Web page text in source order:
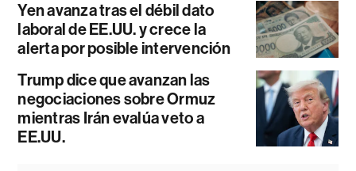
Yen avanza tras el débil dato
laboral de EE.UU. y crece la
alerta por posible intervención
Trump dice que avanzan las
negociaciones sobre Ormuz
mientras Irán evalúa veto a
EE.UU.